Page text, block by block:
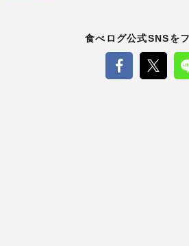
食べログ公式SNSを